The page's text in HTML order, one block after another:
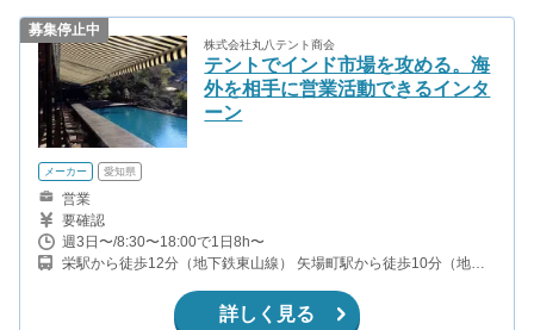
募集停止中
株式会社丸八テント商会
テントでインド市場を攻める。海
外を相手に営業活動できるインタ
ーン
メーカー 愛知県
営業
要確認
週3日〜/8:30〜18:00で1日8h〜
栄駅から徒歩12分（地下鉄東山線） 矢場町駅から徒歩10分（地下
詳しく見る